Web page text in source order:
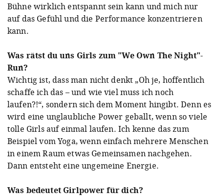
Bühne wirklich entspannt sein kann und mich nur
auf das Gefühl und die Performance konzentrieren
kann.
Was rätst du uns Girls zum "We Own The Night"-
Run?
Wichtig ist, dass man nicht denkt „Oh je, hoffentlich
schaffe ich das – und wie viel muss ich noch
laufen?!“, sondern sich dem Moment hingibt. Denn es
wird eine unglaubliche Power geballt, wenn so viele
tolle Girls auf einmal laufen. Ich kenne das zum
Beispiel vom Yoga, wenn einfach mehrere Menschen
in einem Raum etwas Gemeinsamen nachgehen.
Dann entsteht eine ungemeine Energie.
Was bedeutet Girlpower für dich?